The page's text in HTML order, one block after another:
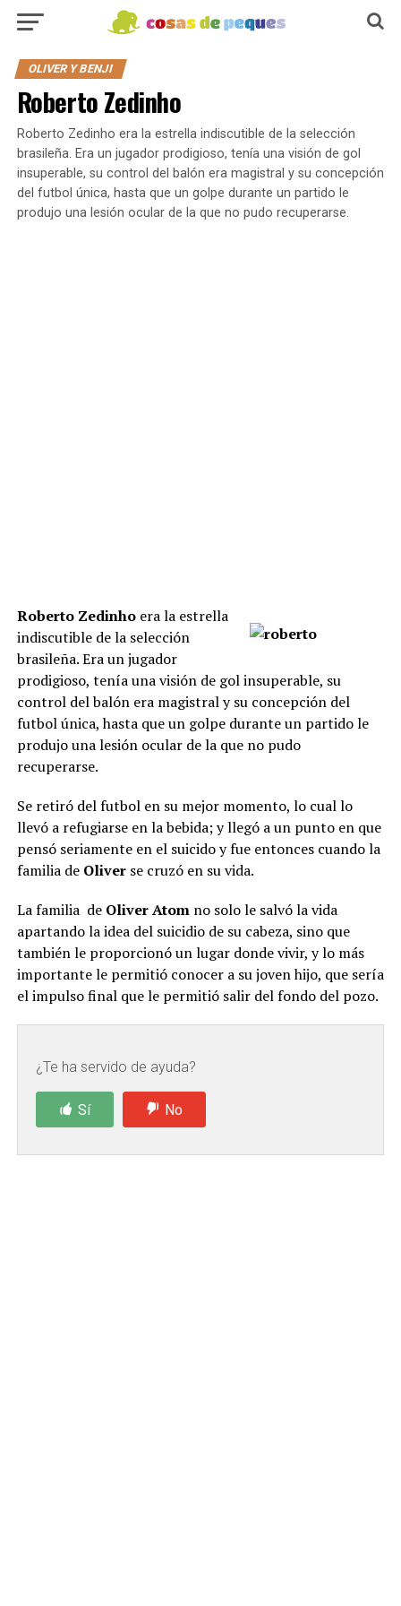
OLIVER Y BENJI
Roberto Zedinho
Roberto Zedinho era la estrella indiscutible de la selección
brasileña. Era un jugador prodigioso, tenía una visión de gol
insuperable, su control del balón era magistral y su concepción
del futbol única, hasta que un golpe durante un partido le
produjo una lesión ocular de la que no pudo recuperarse.
Roberto Zedinhoera la estrella
indiscutible de la selección
brasileña. Era un jugador
prodigioso, tenía una visión de gol insuperable, su
control del balón era magistral y su concepción del
futbol única, hasta que un golpe durante un partido le
produjo una lesión ocular de la que no pudo
recuperarse.
Se retiró del futbol en su mejor momento, lo cual lo
llevó a refugiarse en la bebida; y llegó a un punto en que
pensó seriamente en el suicido y fue entonces cuando la
familia de Oliverse cruzó en su vida.
La familia de Oliver Atom no solo le salvó la vida
apartando la idea del suicidio de su cabeza, sino que
también le proporcionó un lugar donde vivir, y lo más
importante le permitió conocer a su joven hijo, que sería
el impulso final que le permitió salir del fondo del pozo.
¿Te ha servido de ayuda?
Sí No